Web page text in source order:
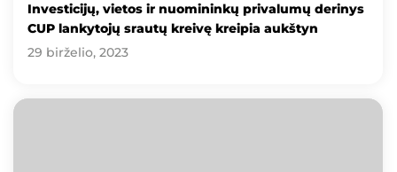
Investicijų, vietos ir nuomininkų privalumų derinys
CUP lankytojų srautų kreivę kreipia aukštyn
29 birželio, 2023